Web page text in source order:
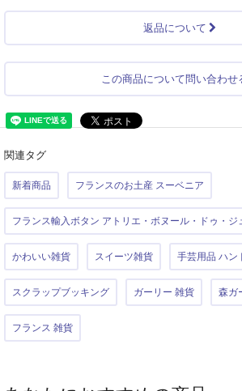
返品について
この商品について問い合わせ
関連タグ
新着商品 フランスのお土産 スーベニア
フランス輸入ボタン アトリエ・ボヌール・ドゥ・ジ
かわいい雑貨 スイーツ雑貨 手芸用品 ハン
スクラップブッキング ガーリー 雑貨 森ガ
フランス 雑貨